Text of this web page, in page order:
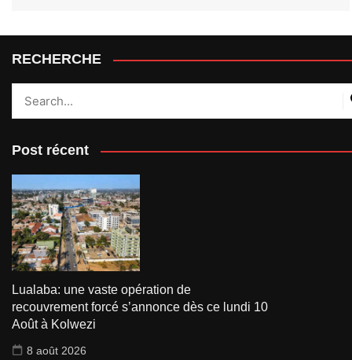
RECHERCHE
Post récent
Lualaba: une vaste opération de
recouvrement forcé s’annonce dès ce lundi 10
Août à Kolwezi
8 août 2026